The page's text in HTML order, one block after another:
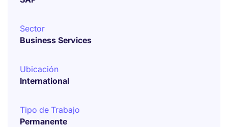
Sector
Business Services
Ubicación
International
Tipo de Trabajo
Permanente